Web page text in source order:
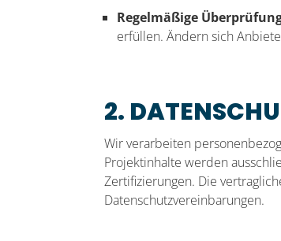
Regelmäßige
erfüllen. Ändern sich
2.
Wir verarbeiten
Projektinhalte werden
Zertifizierungen. Die
Datenschutzvereinbarungen.